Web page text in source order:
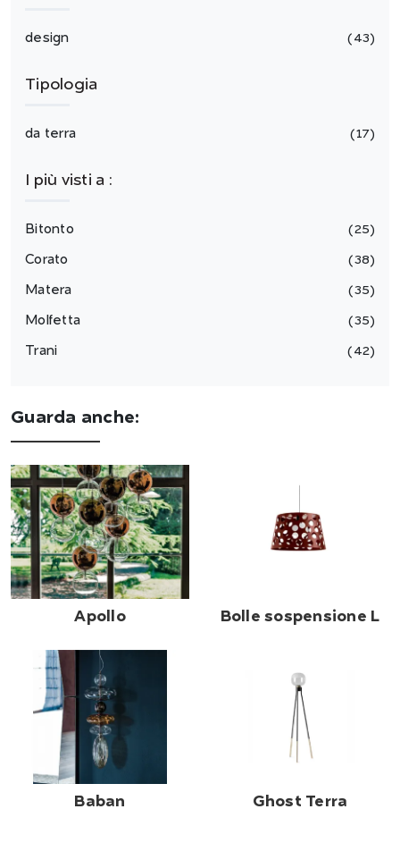
design 43
Tipologia
da terra 17
I più visti a :
Bitonto 25
Corato 38
Matera 35
Molfetta 35
Trani 42
Guarda anche:
Apollo Bolle sospensione L
Baban Ghost Terra